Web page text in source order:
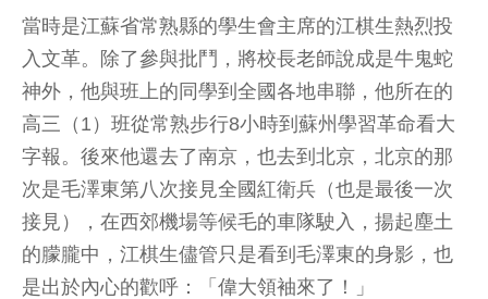
當時是江蘇省常熟縣的學生會主席的江棋生熱烈投
入文革。除了參與批鬥，將校長老師說成是牛鬼蛇
神外，他與班上的同學到全國各地串聯，他所在的
高三（1）班從常熟步行8小時到蘇州學習革命看大
字報。後來他還去了南京，也去到北京，北京的那
次是毛澤東第八次接見全國紅衛兵（也是最後一次
接見），在西郊機場等候毛的車隊駛入，揚起塵土
的朦朧中，江棋生儘管只是看到毛澤東的身影，也
是出於內心的歡呼：「偉大領袖來了！」